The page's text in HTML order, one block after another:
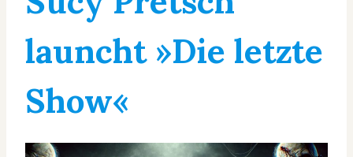
launcht »Die letzte
Show«